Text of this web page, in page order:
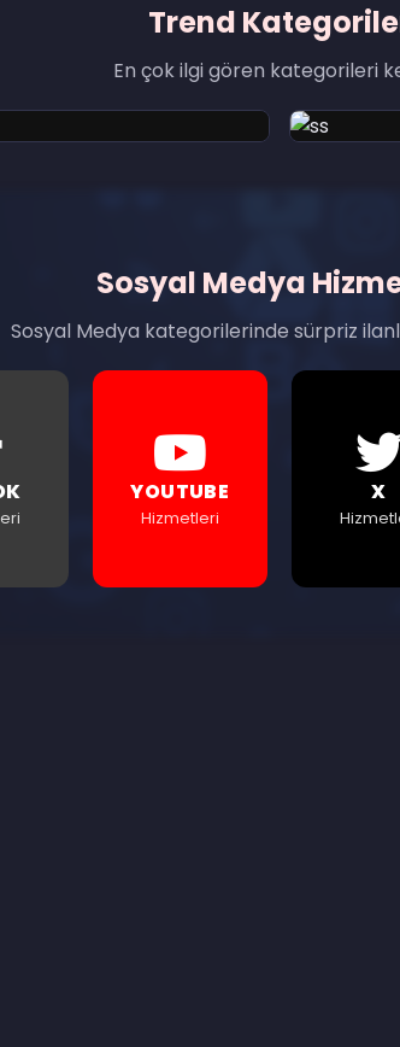
Trend
En çok ilgi gören kategorileri
Sosyal Medya
Sosyal Medya kategorilerinde sürpriz
YOUTUBE
Hizmetleri
X